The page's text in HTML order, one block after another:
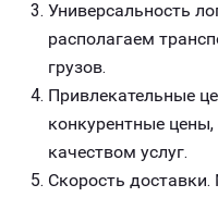
Универсальность
располагаем
грузов.
Привлекательные
конкурентные
качеством услуг.
Скорость